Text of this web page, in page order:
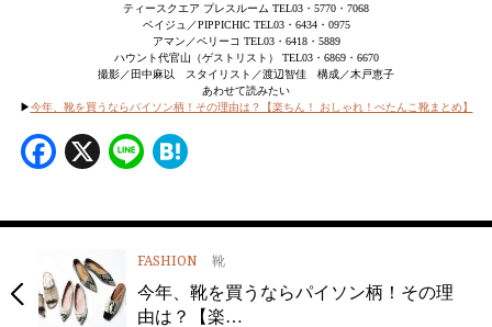
ティースクエア プレスルーム TEL03・5770・7068
ベイジュ／PIPPICHIC TEL03・6434・0975
アマン／ペリーコ TEL03・6418・5889
ハウント代官山（ゲストリスト） TEL03・6869・6670
撮影／田中麻以 スタイリスト／渡辺智佳 構成／木戸恵子
あわせて読みたい
▶今年、靴を買うならパイソン柄！その理由は？【楽ちん！ おしゃれ！ぺたんこ靴まとめ】
Facebook
X Line
FASHION 靴
今年、靴を買うならパイソン柄！その理
由は？【楽…